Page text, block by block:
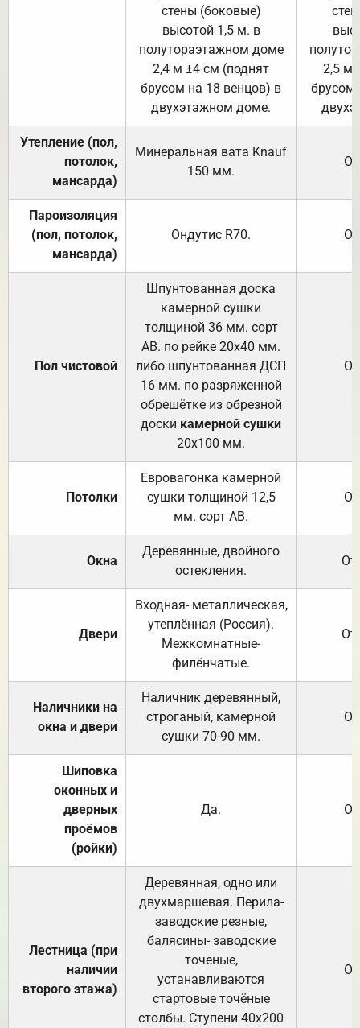
стены (боковые)
высотой 1,5 м. в
полутораэтажном доме
2,4 м ±4 см (поднят
брусом на 18 венцов) в
двухэтажном доме.
2,5 м
брусом
Утепление (пол,
потолок,
мансарда)
Минеральная вата Knauf
150 мм.
Пароизоляция
(пол, потолок,
мансарда)
Ондутис R70.
Пол чистовой
Шпунтованная доска
камерной сушки
толщиной 36 мм. сорт
АВ. по рейке 20х40 мм.
либо шпунтованная ДСП
16 мм. по разряженной
обрешётке из обрезной
доски камерной сушки
20х100 мм.
Потолки
Евровагонка камерной
сушки толщиной 12,5
мм. сорт АВ.
Окна
Деревянные, двойного
остекления.
Двери
Входная- металлическая,
утеплённая (Россия).
Межкомнатные-
филёнчатые.
Наличники на
окна и двери
Наличник деревянный,
строганый, камерной
сушки 70-90 мм.
Шиповка
оконных и
дверных
проёмов
(ройки)
Да.
Лестница (при
наличии
второго этажа)
Деревянная, одно или
двухмаршевая. Перила-
заводские резные,
балясины- заводские
точеные,
устанавливаются
стартовые точёные
столбы. Ступени 40х200